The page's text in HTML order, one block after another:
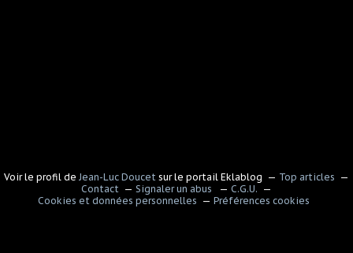
Voir le profil de Jean-Luc Doucet sur le portail Eklablog
Top articles
Contact
Signaler un abus
C.G.U.
Cookies et données personnelles
Préférences cookies